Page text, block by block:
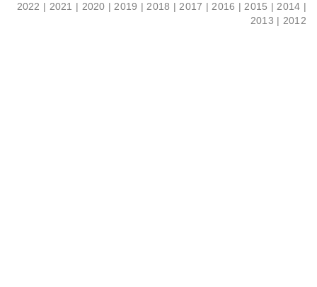
2022 | 2021 | 2020 | 2019 | 2018 | 2017 | 2016 | 2015 | 2014 |
2013 | 2012